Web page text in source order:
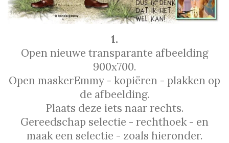
1.
Open nieuwe transparante afbeelding
900x700.
Open maskerEmmy - kopiëren - plakken op
de afbeelding.
Plaats deze iets naar rechts.
Gereedschap selectie - rechthoek - en
maak een selectie - zoals hieronder.